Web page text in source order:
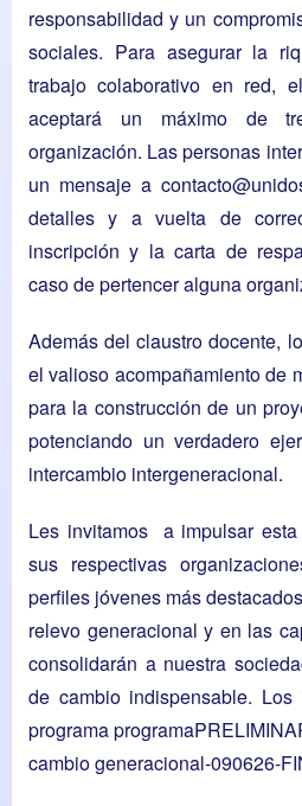
responsabilidad y un
sociales. Para asegurar la
trabajo colaborativo en red,
aceptará un máximo de
organización. Las personas
un mensaje a
detalles y a vuelta de
inscripción y la carta de
caso de pertencer alguna
Además del claustro docente,
el valioso acompañamiento de
para la construcción de un
potenciando un verdadero
intercambio intergeneracional.
Les invitamos a impulsar
sus respectivas
perfiles jóvenes más
relevo generacional y en las
consolidarán a nuestra
de cambio indispensable.
programa
cambio generacional-090626-